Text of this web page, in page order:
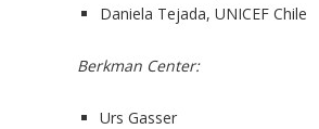
Daniela Tejada, UNICEF Chile
Berkman Center:
Urs Gasser